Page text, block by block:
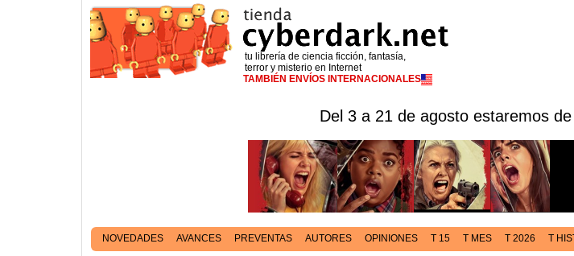
tu librería de ciencia ficción, fantasía,
terror y misterio en Internet
TAMBIÉN ENVÍOS INTERNACIONALES
Del 3 a 21 de agosto estaremos
NOVEDADES AVANCES PREVENTAS AUTORES OPINIONES T 15 T MES T 2026 T